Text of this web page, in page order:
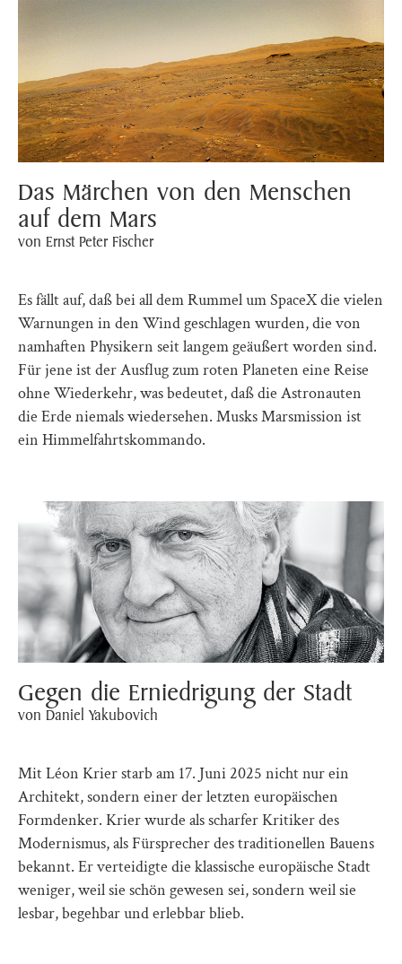
Das Märchen von den Menschen
auf dem Mars
von Ernst Peter Fischer
Es fällt auf, daß bei all dem Rummel um SpaceX die vielen
Warnungen in den Wind geschlagen wurden, die von
namhaften Physikern seit langem geäußert worden sind.
Für jene ist der Ausflug zum roten Planeten eine Reise
ohne Wiederkehr, was bedeutet, daß die Astronauten
die Erde niemals wiedersehen. Musks Marsmission ist
ein Himmelfahrtskommando.
Gegen die Erniedrigung der Stadt
von Daniel Yakubovich
Mit Léon Krier starb am 17. Juni 2025 nicht nur ein
Architekt, sondern einer der letzten europäischen
Formdenker. Krier wurde als scharfer Kritiker des
Modernismus, als Fürsprecher des traditionellen Bauens
bekannt. Er verteidigte die klassische europäische Stadt
weniger, weil sie schön gewesen sei, sondern weil sie
lesbar, begehbar und erlebbar blieb.